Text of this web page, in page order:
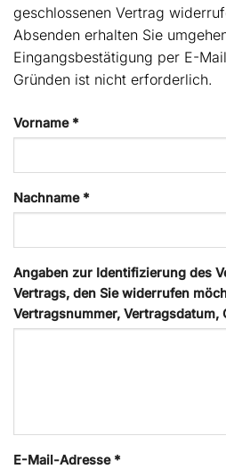
geschlossenen Vertrag
Absenden erhalten Sie
Eingangsbestätigung per E-
Gründen ist nicht erforderlich.
Vorname *
Nachname *
Angaben zur Identifizierung des
Vertrags, den Sie widerrufen
Vertragsnummer, Vertragsdatum,
E-Mail-Adresse *